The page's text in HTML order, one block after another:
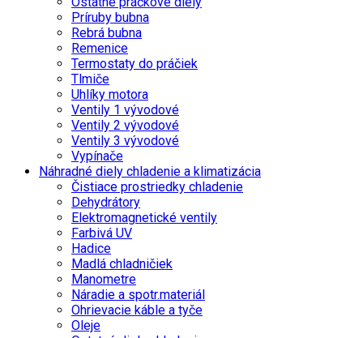
Príruby bubna
Rebrá bubna
Remenice
Termostaty do práčiek
Tlmiče
Uhlíky motora
Ventily 1 vývodové
Ventily 2 vývodové
Ventily 3 vývodové
Vypínače
Náhradné diely chladenie a klimatizácia
Čistiace prostriedky chladenie
Dehydrátory
Elektromagnetické ventily
Farbivá UV
Hadice
Madlá chladničiek
Manometre
Náradie a spotr.materiál
Ohrievacie káble a tyče
Oleje